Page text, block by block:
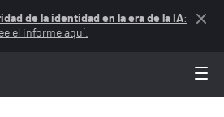
de la identidad en la era de la IA:
lee el informe aquí.